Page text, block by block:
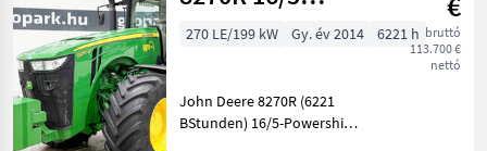
Powershift 40
transmission,
susp
bruttó
113.700 €
nettó
270 LE/199 kW Gy. év 2014 6221 h
John Deere 8270R (6221
BStunden) 16/5-Powershift-